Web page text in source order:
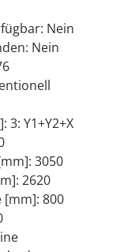
Nein
Nein
3: Y1+Y2+X
3050
2620
[mm]: 800